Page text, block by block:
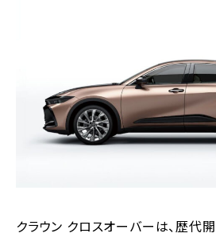
クラウン クロスオーバーは、歴代